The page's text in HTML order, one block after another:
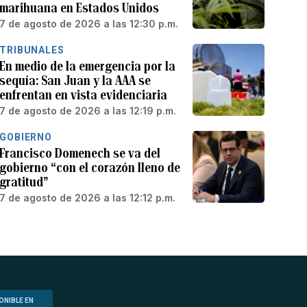
marihuana en Estados Unidos
7 de agosto de 2026 a las 12:30 p.m.
TRIBUNALES
En medio de la emergencia por la
sequía: San Juan y la AAA se
enfrentan en vista evidenciaria
7 de agosto de 2026 a las 12:19 p.m.
GOBIERNO
Francisco Domenech se va del
gobierno “con el corazón lleno de
gratitud”
7 de agosto de 2026 a las 12:12 p.m.
EN